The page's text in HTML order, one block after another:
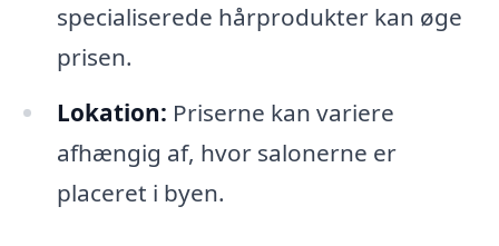
specialiserede hårprodukter kan øge
prisen.
Lokation: Priserne kan variere
afhængig af, hvor salonerne er
placeret i byen.